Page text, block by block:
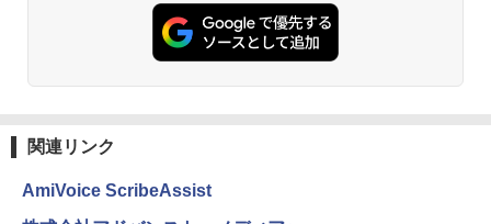
版(KUMON PUBLISHING) くもんの日本
￥4,046
仮面ライダー 改造人間 限定ケース版
4
つかめ！理科ダマン 12 最強ロボット決
物理実験モデル楽器電磁気教材を教える
Galtonplatteの物理的な機器
関連リンク
AmiVoice ScribeAssist